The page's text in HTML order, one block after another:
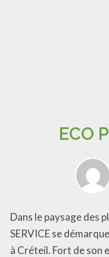
ECO
Dans le paysage des
SERVICE se
à Créteil. Fort de son